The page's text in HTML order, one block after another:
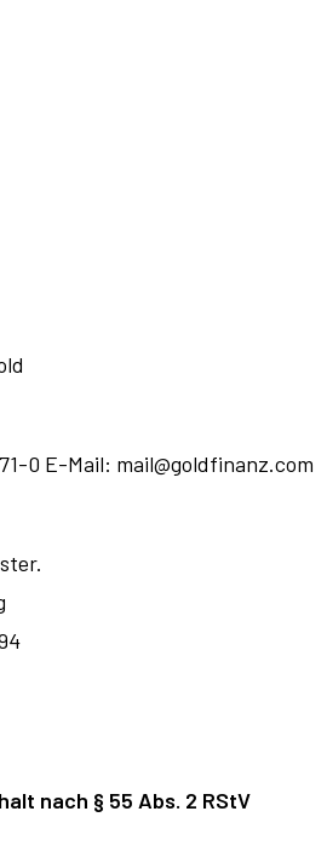
0 E-Mail: mail@goldfinanz.com
nach § 55 Abs. 2 RStV